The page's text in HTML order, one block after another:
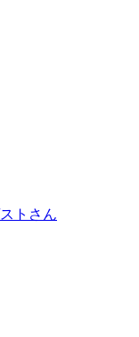
トさん